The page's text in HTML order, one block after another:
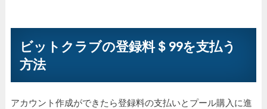
ビットクラブの登録料＄99を支払う
方法
アカウント作成ができたら登録料の支払いとプール購入に進